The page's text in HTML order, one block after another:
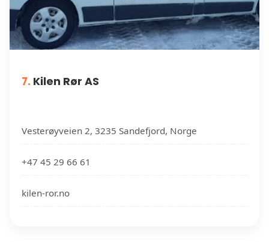
7. Kilen Rør AS
Vesterøyveien 2, 3235 Sandefjord, Norge
+47 45 29 66 61
kilen-ror.no